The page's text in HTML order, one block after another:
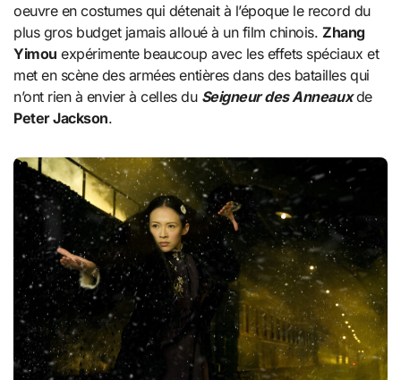
oeuvre en costumes qui détenait à l’époque le record du
plus gros budget jamais alloué à un film chinois. Zhang
Yimou expérimente beaucoup avec les effets spéciaux et
met en scène des armées entières dans des batailles qui
n’ont rien à envier à celles du Seigneur des Anneauxde
Peter Jackson.